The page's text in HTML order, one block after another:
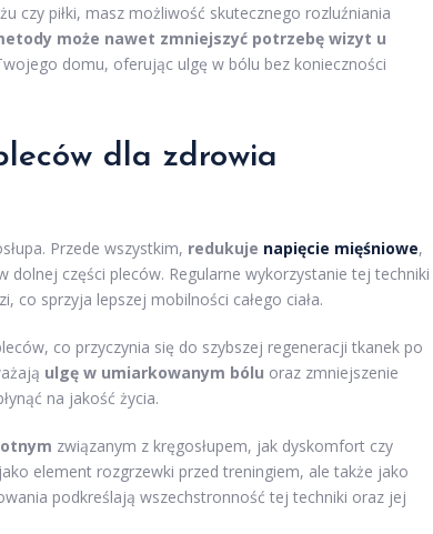
czy piłki, masz możliwość skutecznego rozluźniania
może nawet zmniejszyć potrzebę wizyt u
domu, oferując ulgę w bólu bez konieczności
dla zdrowia
Przede wszystkim, redukuje napięcie mięśniowe,
części pleców. Regularne wykorzystanie tej techniki
co sprzyja lepszej mobilności całego ciała.
co przyczynia się do szybszej regeneracji tkanek po
ulgę w umiarkowanym bólu oraz zmniejszenie
na jakość życia.
związanym z kręgosłupem, jak dyskomfort czy
element rozgrzewki przed treningiem, ale także jako
podkreślają wszechstronność tej techniki oraz jej